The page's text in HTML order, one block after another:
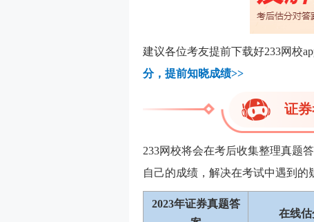
建议各位考友提前下载好233网校
分， 提前知晓成绩>>
证
233网校将会在考后收集整理真题
自己的成绩，解决在考试中遇到的
2023年证券真题答
在线估